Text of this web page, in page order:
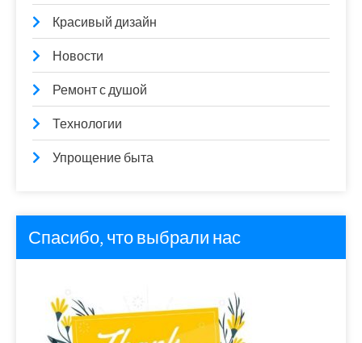
Красивый дизайн
Новости
Ремонт с душой
Технологии
Упрощение быта
Спасибо, что выбрали нас